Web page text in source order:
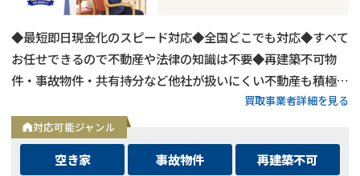
◆最短即日現金化のスピード対応◆全国どこでも対応◆すべて
お任せできるので不動産や法律の知識は不要◆再建築不可物
件・事故物件・共有持分など他社が扱いにくい不動産も積極買
取◆残置物・ゴミ屋敷・シロアリ被害がある物件もそのままで
買取
買取事業者詳細を見る
対応可能ジャンル
空き家 事故物件
再建築不可